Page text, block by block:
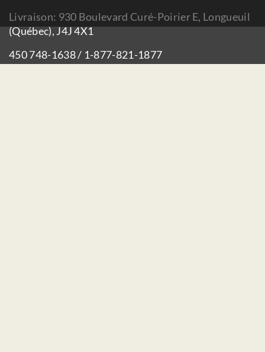
Livraison: 930 Boulevard Curé-Poirier E, Longueuil
(Québec), J4J 4X1
450 748-1638 / 1-877-821-1877
info@tableedeschefs.org